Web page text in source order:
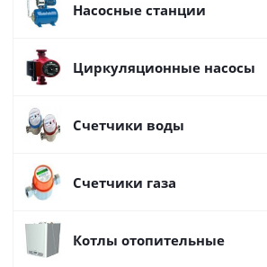
Насосные станции
Циркуляционные насосы
Счетчики воды
Счетчики газа
Котлы отопительные